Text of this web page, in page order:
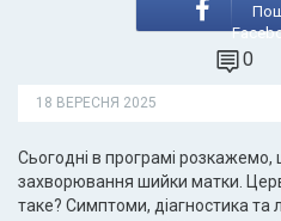
0
18 ВЕРЕСНЯ 2025
Сьогодні в програмі розкажемо,
захворювання шийки матки.
таке? Симптоми, діагностика та